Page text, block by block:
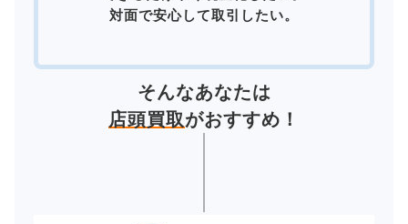
対面で安心して取引したい。
そんなあなたは
店頭買取がおすすめ！